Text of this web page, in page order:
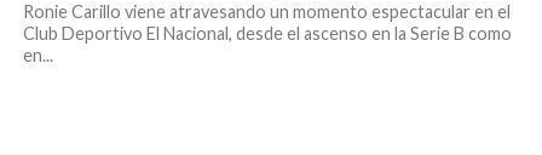
Ronie Carillo viene atravesando un momento espectacular en el
Club Deportivo El Nacional, desde el ascenso en la Serie B como
en...